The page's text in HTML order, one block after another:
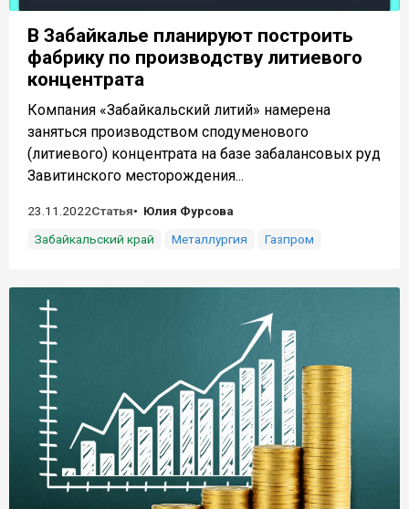
В Забайкалье планируют построить
фабрику по производству литиевого
концентрата
Компания «Забайкальский литий» намерена
заняться производством сподуменового
(литиевого) концентрата на базе забалансовых руд
Завитинского месторождения...
23.11.2022Статья
Юлия Фурсова
Забайкальский край
Металлургия Газпром